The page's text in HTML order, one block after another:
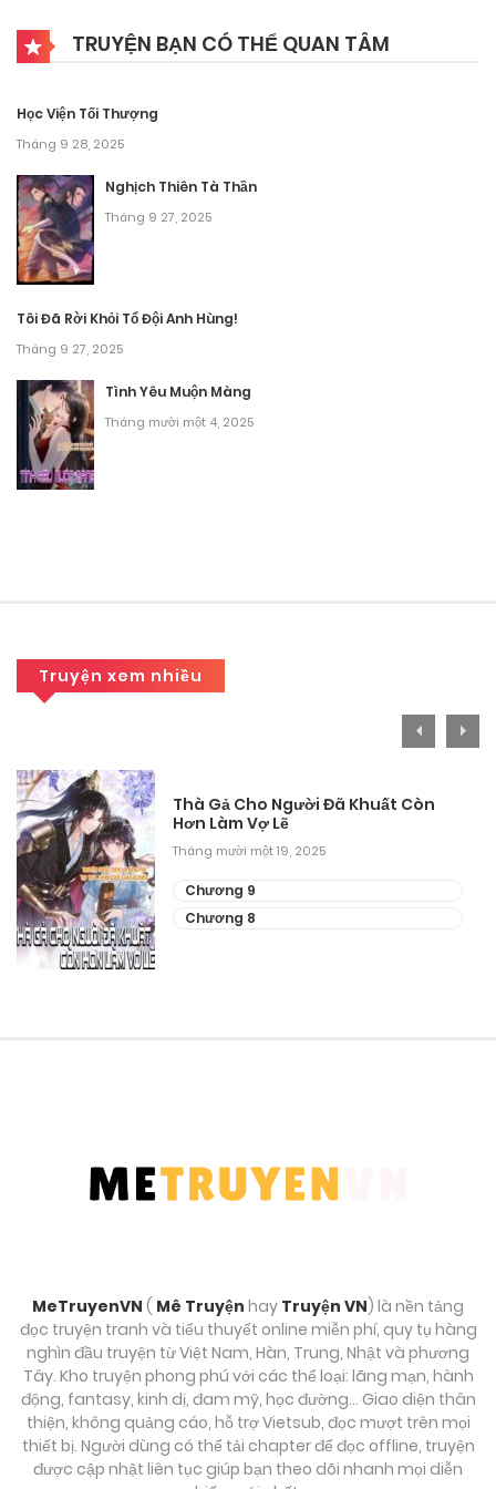
Tháng 9 29, 2025
Tháng 9 29, 2025
Chương 60
Tháng 9 29, 2025
Chương 59
Tháng 9 29, 2025
Tháng 9 29, 2025
Chương 58
Tháng 9 29, 2025
Tháng 9 29, 2025
Chương 56
Tháng 9 29, 2025
Chương 55
Tháng 9 29, 2025
Chương 52
Tháng 9 29, 2025
Chương 50
Tháng 9 29, 2025
Chương 49
TRUYỆN BẠN CÓ THỂ QUAN TÂM
Học Viện Tối Thượng
Tháng 9 28, 2025
Nghịch Thiên Tà Thần
Tháng 9 27, 2025
Tôi Đã Rời Khỏi Tổ Đội Anh Hùng!
Tháng 9 27, 2025
Tình Yêu Muộn Màng
Tháng mười một 4, 2025
Truyện xem nhiều
Thà Gả Cho Người Đã Khuất Còn
Hơn Làm Vợ Lẽ
Tháng mười một 19, 2025
Chương 9
Chương 8
MeTruyenVN ( Mê Truyện hay Truyện VN) là nền tảng
đọc truyện tranh và tiểu thuyết online miễn phí, quy tụ hàng
nghìn đầu truyện từ Việt Nam, Hàn, Trung, Nhật và phương
Tây. Kho truyện phong phú với các thể loại: lãng mạn, hành
động, fantasy, kinh dị, đam mỹ, học đường… Giao diện thân
thiện, không quảng cáo, hỗ trợ Vietsub, đọc mượt trên mọi
thiết bị. Người dùng có thể tải chapter để đọc offline, truyện
được cập nhật liên tục giúp bạn theo dõi nhanh mọi diễn